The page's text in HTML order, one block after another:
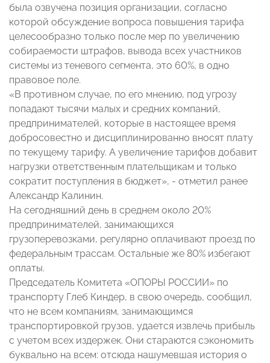
была озвучена позиция организации, согласно
которой обсуждение вопроса повышения тарифа
целесообразно только после мер по увеличению
собираемости штрафов, вывода всех участников
системы из теневого сегмента, это 60%, в одно
правовое поле.
«В противном случае, по его мнению, под угрозу
попадают тысячи малых и средних компаний,
предпринимателей, которые в настоящее время
добросовестно и дисциплинированно вносят плату
по текущему тарифу. А увеличение тарифов добавит
нагрузки ответственным плательщикам и только
сократит поступления в бюджет», - отметил ранее
Александр Калинин.
На сегодняшний день в среднем около 20%
предпринимателей, занимающихся
грузоперевозками, регулярно оплачивают проезд по
федеральным трассам. Остальные же 80% избегают
оплаты.
Председатель Комитета «ОПОРЫ РОССИИ» по
транспорту Глеб Киндер, в свою очередь, сообщил,
что не всем компаниям, занимающимся
транспортировкой грузов, удается извлечь прибыль
с учетом всех издержек. Они стараются сэкономить
буквально на всем: отсюда нашумевшая история о